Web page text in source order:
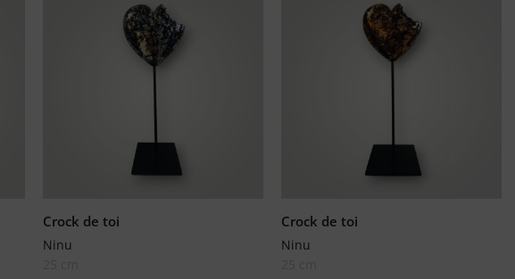
Crock de toi
Ninu
Crock de toi
Ninu